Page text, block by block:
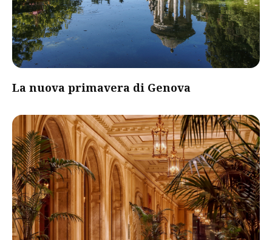
La nuova primavera di Genova